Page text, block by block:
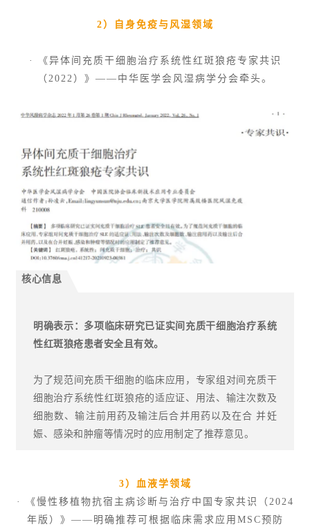
2）自身免疫与风湿领域
· 《异体间充质干细胞治疗系统性红斑狼疮专家共识
（2022）》——中华医学会风湿病学分会牵头。
核心信息
明确表示：多项临床研究已证实间充质干细胞治疗系统
性红斑狼疮患者安全且有效。
为了规范间充质干细胞的临床应用，专家组对间充质干
细胞治疗系统性红斑狼疮的适应证、用法、输注次数及
细胞数、输注前用药及输注后合并用药以及在合 并妊
娠、感染和肿瘤等情况时的应用制定了推荐意见。
3）血液学领域
· 《慢性移植物抗宿主病诊断与治疗中国专家共识（2024
年版）》——明确推荐可根据临床需求应用MSC预防